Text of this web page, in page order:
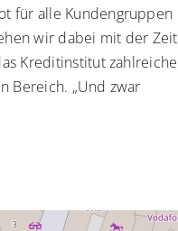
für alle Kundengruppen
wir dabei mit der Zeit
Kreditinstitut zahlreiche
Bereich. „Und zwar